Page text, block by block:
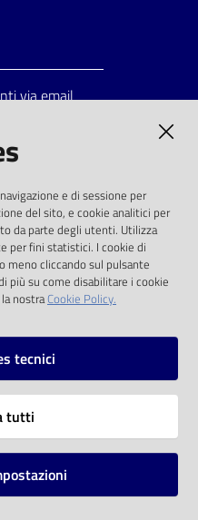
via email
direttiva
d.lgs. 36/2006
e di sessione per
del sito, e cookie analitici per
da parte degli utenti. Utilizza
per fini statistici. I cookie di
meno cliccando sul pulsante
più su come disabilitare i cookie
nostraCookie Policy.
tecnici
tutti